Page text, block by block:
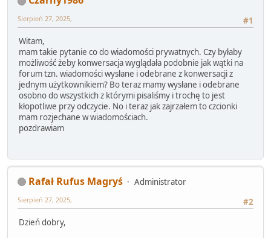
#1
Sierpień 27, 2025,
Witam,
mam takie pytanie co do wiadomości prywatnych. Czy byłaby
możliwość żeby konwersacja wyglądała podobnie jak wątki na
forum tzn. wiadomości wysłane i odebrane z konwersacji z
jednym użytkownikiem? Bo teraz mamy wysłane i odebrane
osobno do wszystkich z którymi pisaliśmy i trochę to jest
kłopotliwe przy odczycie. No i teraz jak zajrzałem to czcionki
mam rozjechane w wiadomościach.
pozdrawiam
Rafał Rufus Magryś
Administrator
#2
Sierpień 27, 2025,
Dzień dobry,